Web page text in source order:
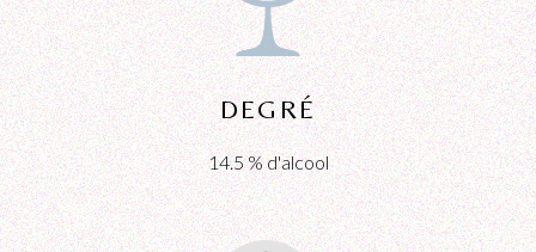
DEGRÉ
14.5 % d'alcool